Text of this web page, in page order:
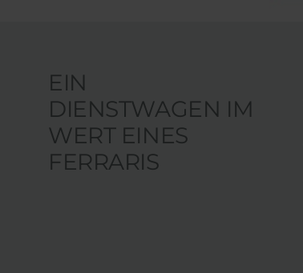
EIN
DIENSTWAGEN IM
WERT EINES
FERRARIS